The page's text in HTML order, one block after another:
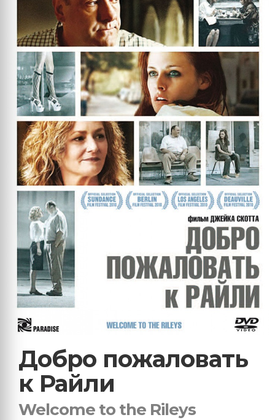
Добро пожаловать
к Райли
Welcome to the Rileys